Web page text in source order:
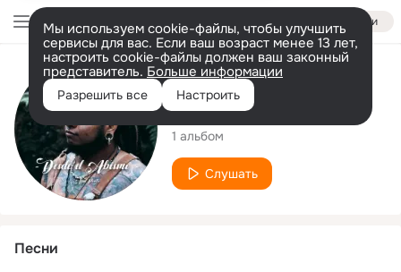
Войти
Мы используем cookie-файлы, чтобы улучшить
сервисы для вас. Если ваш возраст менее 13 лет,
настроить cookie-файлы должен ваш законный
представитель. Больше информации
Разрешить все Настроить
Исполнитель
Aful Roots
1 альбом
Слушать
Песни